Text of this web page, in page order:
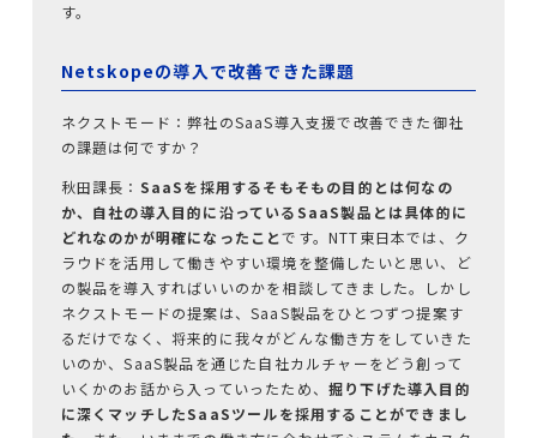
す。
Netskopeの導入で改善できた課題
ネクストモード：弊社のSaaS導入支援で改善できた御社
の課題は何ですか？
秋田課長： SaaSを採用するそもそもの目的とは何なの
か、自社の導入目的に沿っているSaaS製品とは具体的に
どれなのかが明確になったことです。NTT東日本では、ク
ラウドを活用して働きやすい環境を整備したいと思い、ど
の製品を導入すればいいのかを相談してきました。しかし
ネクストモードの提案は、SaaS製品をひとつずつ提案す
るだけでなく、将来的に我々がどんな働き方をしていきた
いのか、SaaS製品を通じた自社カルチャーをどう創って
いくかのお話から入っていったため、 掘り下げた導入目的
に深くマッチしたSaaSツールを採用することができまし